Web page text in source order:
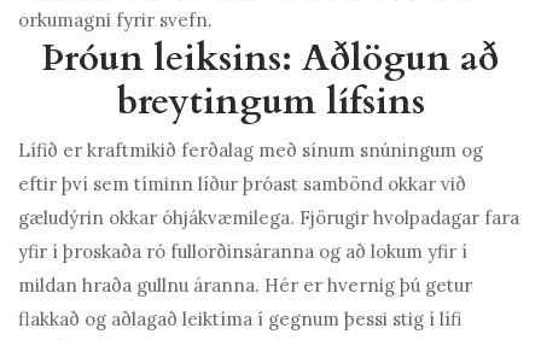
orkumagni fyrir svefn.
Þróun leiksins: Aðlögun að
breytingum lífsins
Lífið er kraftmikið ferðalag með sínum snúningum og
eftir því sem tíminn líður þróast sambönd okkar við
gæludýrin okkar óhjákvæmilega. Fjörugir hvolpadagar fara
yfir í þroskaða ró fullorðinsáranna og að lokum yfir í
mildan hraða gullnu áranna. Hér er hvernig þú getur
flakkað og aðlagað leiktíma í gegnum þessi stig í lífi